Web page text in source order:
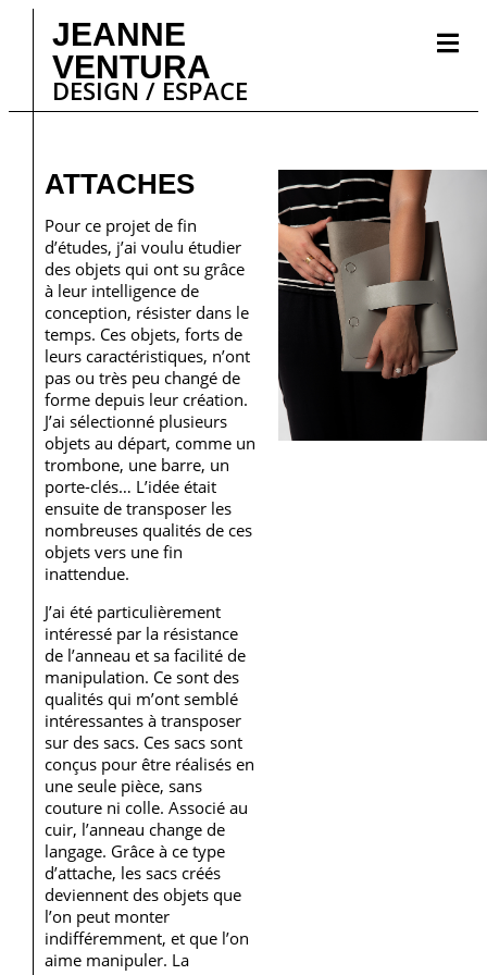
JEANNE
VENTURA
DESIGN / ESPACE
ATTACHES
Pour ce projet de fin
d’études, j’ai voulu étudier
des objets qui ont su grâce
à leur intelligence de
conception, résister dans le
temps. Ces objets, forts de
leurs caractéristiques, n’ont
pas ou très peu changé de
forme depuis leur création.
J’ai sélectionné plusieurs
objets au départ, comme un
trombone, une barre, un
porte-clés… L’idée était
ensuite de transposer les
nombreuses qualités de ces
objets vers une fin
inattendue.
J’ai été particulièrement
intéressé par la résistance
de l’anneau et sa facilité de
manipulation. Ce sont des
qualités qui m’ont semblé
intéressantes à transposer
sur des sacs. Ces sacs sont
conçus pour être réalisés en
une seule pièce, sans
couture ni colle. Associé au
cuir, l’anneau change de
langage. Grâce à ce type
d’attache, les sacs créés
deviennent des objets que
l’on peut monter
indifféremment, et que l’on
aime manipuler. La